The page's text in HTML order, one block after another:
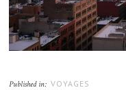
Published in: VOYAGES